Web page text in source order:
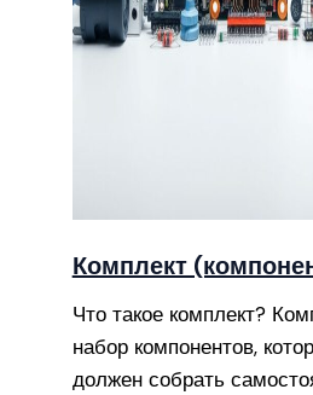
Комплект
Что такое комплект?
набор компонентов,
должен собрать